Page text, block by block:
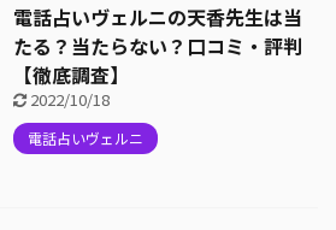
電話占いヴェルニの天香先生は当
たる？当たらない？口コミ・評判
【徹底調査】
2022/10/18
電話占いヴェルニ